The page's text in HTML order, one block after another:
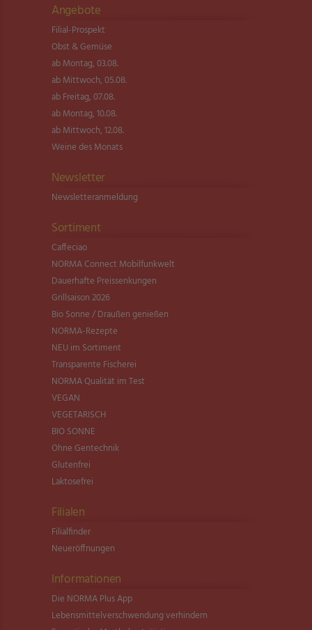
Angebote
Filial-Prospekt
Obst & Gemüse
ab Montag, 03.08.
ab Mittwoch, 05.08.
ab Freitag, 07.08.
ab Montag, 10.08.
ab Mittwoch, 12.08.
Weine des Monats
Newsletter
Newsletter­anmeldung
Sortiment
Caffeciao
NORMA Connect Mobilfunkwelt
Dauerhafte Preissenkungen
Grillsaison 2026
Bio Sonne / Draußen genießen
NORMA-Rezepte
NEU im Sortiment
Transparente Fischerei
NORMA Qualität im Test
VEGAN
VEGETARISCH
BIO SONNE
Ohne Gentechnik
Glutenfrei
Laktosefrei
Filialen
Filialfinder
Neueröffnungen
Informationen
Die NORMA Plus App
Lebensmittel­verschwendung verhindern